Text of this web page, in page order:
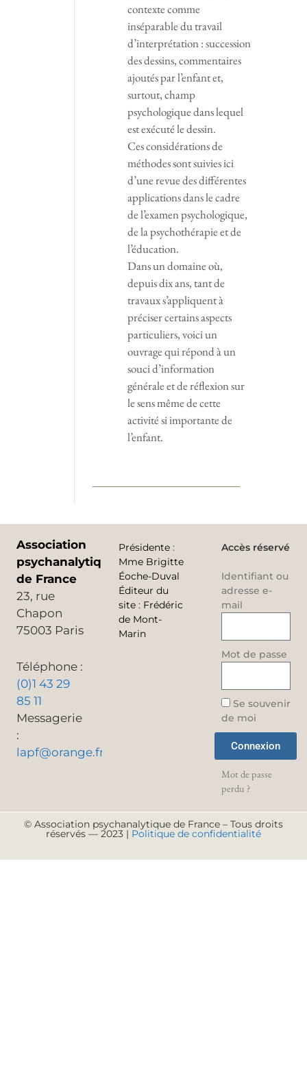
contexte comme
inséparable du travail
d’interprétation : succession
des dessins, commentaires
ajoutés par l’enfant et,
surtout, champ
psychologique dans lequel
est exécuté le dessin.
Ces considérations de
méthodes sont suivies ici
d’une revue des différentes
applications dans le cadre
de l’examen psychologique,
de la psychothérapie et de
l’éducation.
Dans un domaine où,
depuis dix ans, tant de
travaux s’appliquent à
préciser certains aspects
particuliers, voici un
ouvrage qui répond à un
souci d’information
générale et de réflexion sur
le sens même de cette
activité si importante de
l’enfant.
Association
psychanalytique
de France
23, rue
Chapon
75003 Paris
Téléphone :
(0)1 43 29
85 11
Messagerie
:
lapf@orange.fr
Présidente :
Mme Brigitte
Éoche-Duval
Éditeur du
site : Frédéric
de Mont-
Marin
Accès réservé
Identifiant ou
adresse e-
mail
Mot de passe
Se souvenir
de moi
Connexion
Mot de passe
perdu ?
© Association psychanalytique de France – Tous droits
réservés — 2023 | Politique de confidentialité